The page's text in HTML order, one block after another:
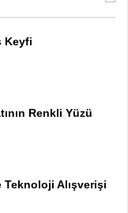
Keyfi
Renkli Yüzü
Teknoloji Alışverişi